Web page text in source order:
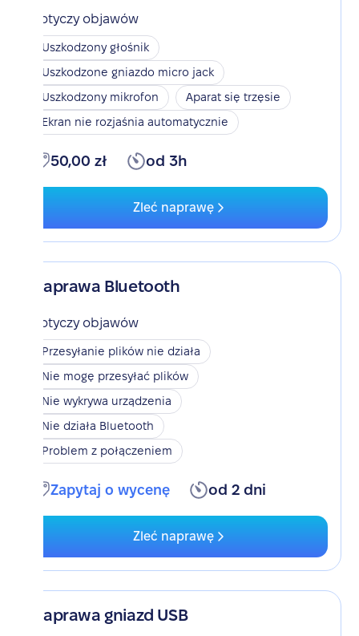
Dotyczy objawów
Uszkodzony głośnik
Uszkodzone gniazdo micro jack
Uszkodzony mikrofon
Aparat się trzęsie
Ekran nie rozjaśnia automatycznie
50,00 zł od 3h
Zleć naprawę
Naprawa Bluetooth
Dotyczy objawów
Przesyłanie plików nie działa
Nie mogę przesyłać plików
Nie wykrywa urządzenia
Nie działa Bluetooth
Problem z połączeniem
Zapytaj o wycenę od 2 dni
Zleć naprawę
Naprawa gniazd USB